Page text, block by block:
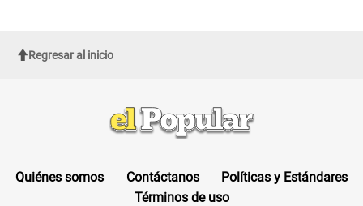
Regresar al inicio
Quiénes somos Contáctanos
Políticas y Estándares
Términos de uso